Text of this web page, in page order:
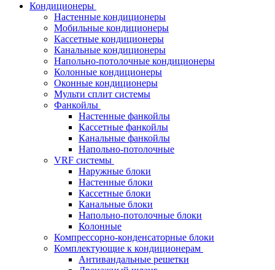
Кондиционеры
Настенные кондиционеры
Мобильные кондиционеры
Кассетные кондиционеры
Канальные кондиционеры
Напольно-потолочные кондиционеры
Колонные кондиционеры
Оконные кондиционеры
Мульти сплит системы
Фанкойлы
Настенные фанкойлы
Кассетные фанкойлы
Канальные фанкойлы
Напольно-потолочные
VRF системы
Наружные блоки
Настенные блоки
Кассетные блоки
Канальные блоки
Напольно-потолочные блоки
Колонные
Компрессорно-конденсаторные блоки
Комплектующие к кондиционерам
Антивандальные решетки